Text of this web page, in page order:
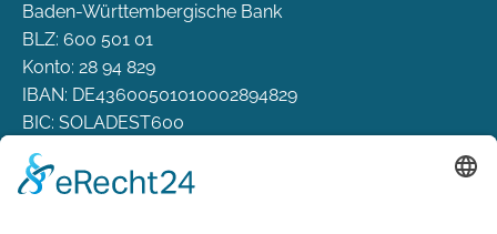
Baden-Württembergische Bank
BLZ: 600 501 01
Konto: 28 94 829
IBAN: DE43600501010002894829
BIC: SOLADEST600
Rechtliches